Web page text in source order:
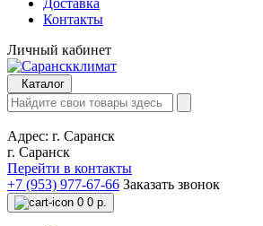
Доставка
Контакты
Личный кабинет
Каталог
Адрес: г. Саранск
г. Саранск
Перейти в контакты
+7 (953) 977-67-66 Заказать звонок
0 0 р.